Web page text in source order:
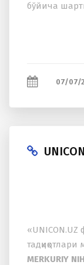
бўйича
07/07/
MERKURIY